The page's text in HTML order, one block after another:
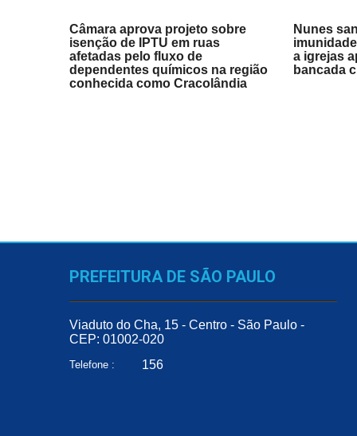
Câmara aprova projeto sobre
isenção de IPTU em ruas
afetadas pelo fluxo de
dependentes químicos na região
conhecida como Cracolândia
Nunes
a igrejas
bancada
PREFEITURA DE SÃO PAULO
Viaduto do Cha, 15 - Centro - São Paulo -
CEP: 01002-020
Telefone : 156